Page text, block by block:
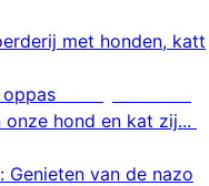
met honden, katt
hond en kat zij...
van de nazo